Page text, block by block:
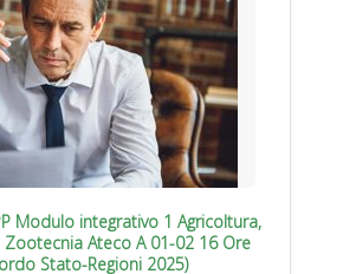
Modulo integrativo 1 Agricoltura,
Zootecnia Ateco A 01-02 16 Ore
Stato-Regioni 2025)